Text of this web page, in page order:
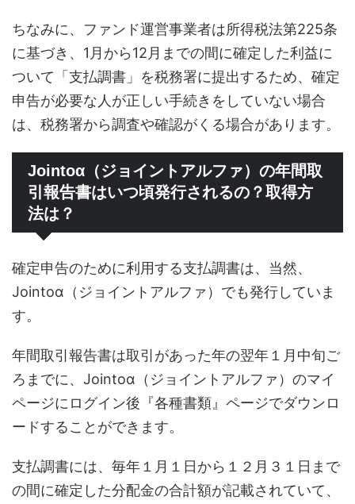
ちなみに、ファンド運営事業者は所得税法第225条
に基づき、1月から12月までの間に確定した利益に
ついて「支払調書」を税務署に提出するため、確定
申告が必要な人が正しい手続きをしていない場合
は、税務署から調査や確認がくる場合があります。
Jointoα（ジョイントアルファ）の年間取
引報告書はいつ頃発行されるの？取得方
法は？
確定申告のために利用する支払調書は、当然、
Jointoα（ジョイントアルファ）でも発行していま
す。
年間取引報告書は取引があった年の翌年１月中旬ご
ろまでに、Jointoα（ジョイントアルファ）のマイ
ページにログイン後『各種書類』ページでダウンロ
ードすることができます。
支払調書には、毎年１月１日から１２月３１日まで
の間に確定した分配金の合計額が記載されていて、